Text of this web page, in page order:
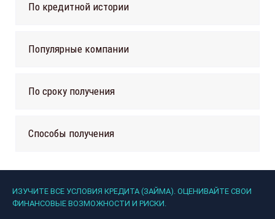
По кредитной истории
Популярные компании
По сроку получения
Способы получения
ИЗУЧИТЕ ВСЕ УСЛОВИЯ КРЕДИТА (ЗАЙМА). ОЦЕНИВАЙТЕ СВОИ
ФИНАНСОВЫЕ ВОЗМОЖНОСТИ И РИСКИ.